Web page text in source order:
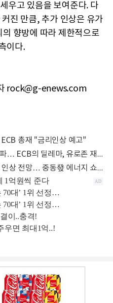
우고 있음을 보여준다. 다
진 만큼, 추가 인상은 유가
향방에 따라 제한적으로
이다.
rock@g-enews.com
총재 "금리인상 예고"
이탈리아 국채 금리 4%대 돌파… ECB의 딜레마, 유로존 재정 위기로 번지나
유럽중앙은행, 3년 만에 금리 인상 전망… 중동發 에너지 쇼크 정면 돌파